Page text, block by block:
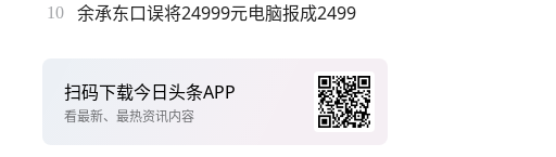
10 余承东口误将24999元电脑报成2499
扫码下载今日头条APP
看最新、最热资讯内容